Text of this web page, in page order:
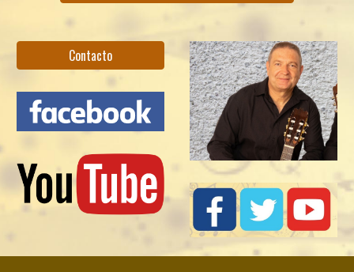
Contacto